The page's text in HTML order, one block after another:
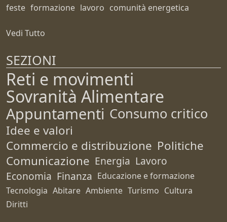
feste formazione lavoro comunità energetica
Vedi Tutto
SEZIONI
Reti e movimenti
Sovranità Alimentare
Appuntamenti Consumo critico
Idee e valori
Commercio e distribuzione Politiche
Comunicazione Energia Lavoro
Economia Finanza Educazione e formazione
Tecnologia Abitare Ambiente Turismo Cultura
Diritti